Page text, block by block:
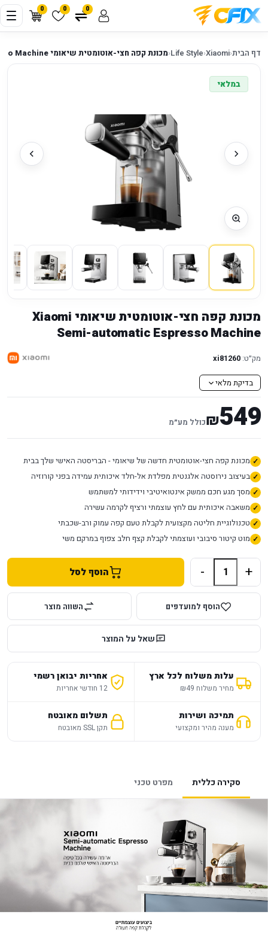
0 0 0
דף הבית‹
Xiaomi
‹
Life Style
‹מכונת קפה חצי-אוטומטית שיאומי Xiaomi Semi-automatic Espresso Machine
במלאי
מכונת קפה חצי-אוטומטית שיאומי Xiaomi
Semi-automatic Espresso Machine
מק״ט: xi81260
בדיקת מלאי
549
₪כולל מע״מ
מכונת קפה חצי-אוטומטית חדשה של שיאומי - הבריסטה האישי שלך בבית
בעיצוב נירוסטה אלגנטית מפלדת אל-חלד איכותית עמידה בפני קורוזיה
מסך מגע חכם ממשק אינטואיטיבי וידידותי למשתמש
משאבה איכותית עם לחץ עוצמתי ורציף לקרמה עשירה
טכנולוגיית חליטה מקצועית לקבלת טעם קפה עמוק ורב-שכבתי
מוט קיטור סיבובי ועוצמתי לקבלת קצף חלב צפוף במרקם משי
+
- הוסף לסל
הוסף למועדפים השווה מוצר
שאל על המוצר
עלות משלוח לכל ארץ
מחיר משלוח ₪49
אחריות יבואן רשמי
12 חודשי אחריות
תמיכה ושירות
מענה מהיר ומקצועי
תשלום מאובטח
תקן SSL מאובטח
סקירה כללית מפרט טכני